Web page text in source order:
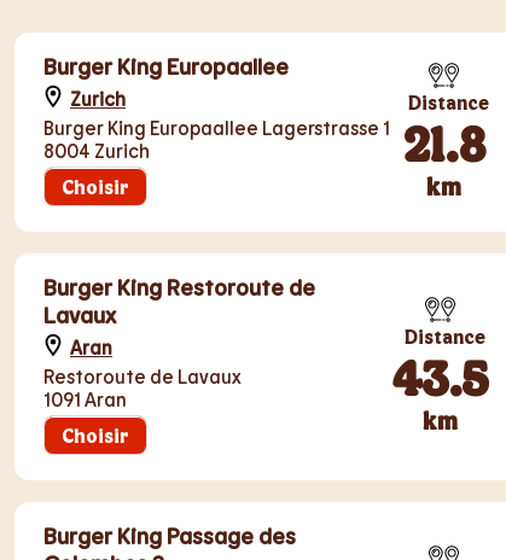
Burger King Europaallee
Zurich
Burger King Europaallee Lagerstrasse 1
8004 Zurich
Choisir
Distance
21.8
km
Burger King Restoroute de
Lavaux
Aran
Restoroute de Lavaux
1091 Aran
Choisir
Distance
43.5
km
Burger King Passage des